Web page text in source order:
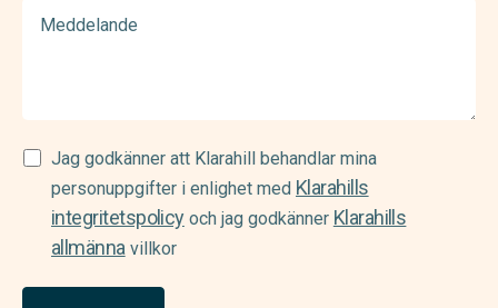
Samtycke
(Required)
Jag godkänner att Klarahill behandlar mina
personuppgifter i enlighet med Klarahills
integritetspolicyoch jag godkänner Klarahills
allmännavillkor